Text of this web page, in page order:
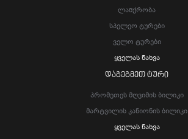
Ლაშქრობა
Სპელეო Ტურები
Ველო Ტურები
Ყველას Ნახვა
ᲓᲐᲒᲔᲒᲛᲔᲗ ᲢᲣᲠᲘ
Პრომეთეს Მღვიმის Ბილიკი
Მარტვილის Კანიონის Ბილიკი
Ყველას Ნახვა